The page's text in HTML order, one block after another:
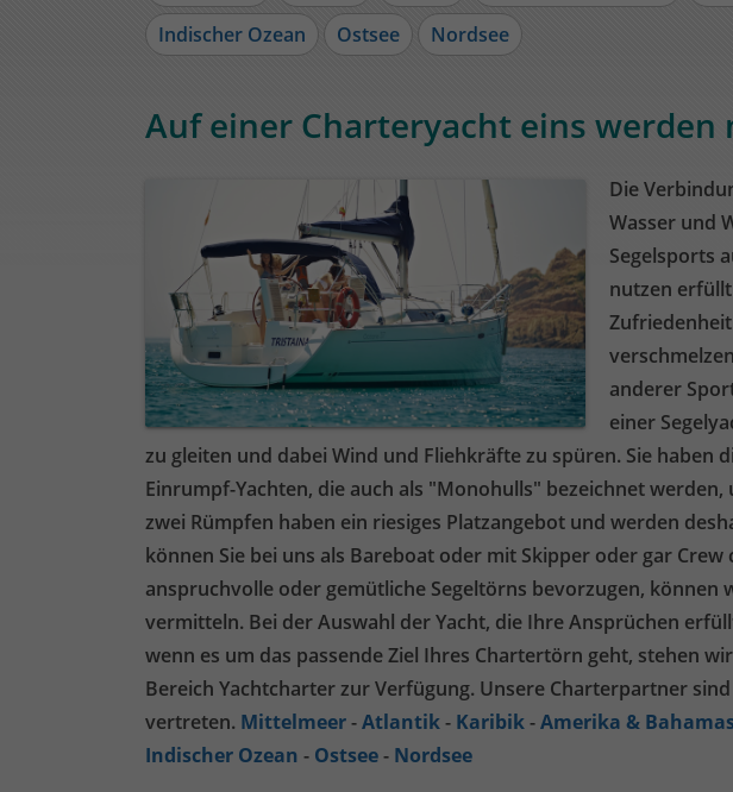
Indischer Ozean
Ostsee Nordsee
Auf einer Charteryacht eins werden
Die
Wasser und
Segelsports
nutzen
anderer
einer
zu gleiten und dabei Wind und Fliehkräfte zu spüren. Sie haben
Einrumpf-Yachten, die auch als "Monohulls" bezeichnet
zwei Rümpfen haben ein riesiges Platzangebot und werden
können Sie bei uns als Bareboat oder mit Skipper oder gar Crew
anspruchvolle oder gemütliche Segeltörns bevorzugen, können
vermitteln. Bei der Auswahl der Yacht, die Ihre Ansprüchen
wenn es um das passende Ziel Ihres Chartertörn geht, stehen
Bereich Yachtcharter zur Verfügung. Unsere Charterpartner
vertreten. Mittelmeer-Atlantik- Karibik-Amerika &
Indischer Ozean - Ostsee- Nordsee